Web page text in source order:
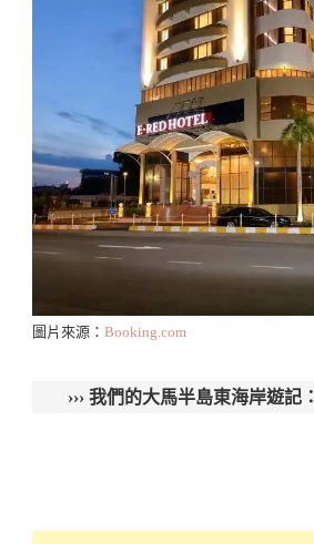
圖片來源： Booking.com
››› 我們的大馬半島東海岸遊記：